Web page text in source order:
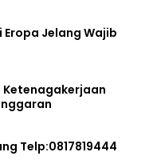
Eropa Jelang Wajib
Ketenagakerjaan
Telp:0817819444